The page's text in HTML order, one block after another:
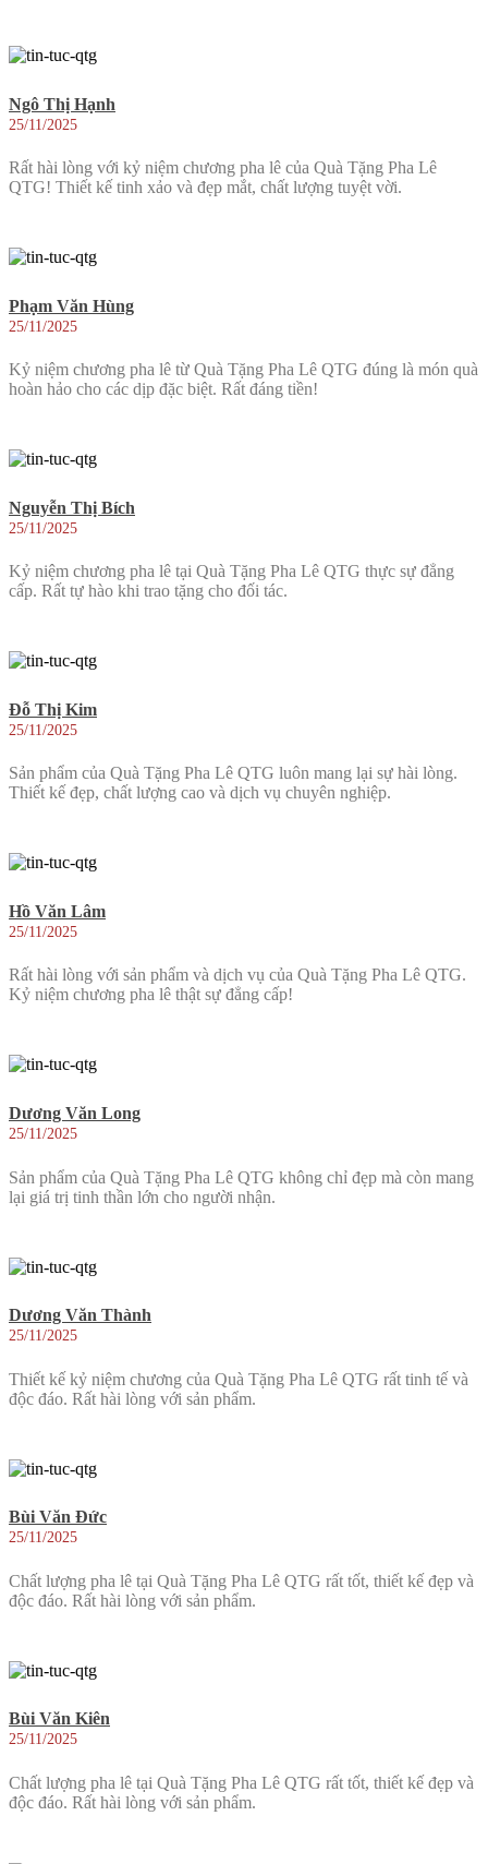
Ngô Thị Hạnh
25/11/2025
Rất hài lòng với kỷ niệm chương pha lê của Quà Tặng Pha Lê
QTG! Thiết kế tinh xảo và đẹp mắt, chất lượng tuyệt vời.
Phạm Văn Hùng
25/11/2025
Kỷ niệm chương pha lê từ Quà Tặng Pha Lê QTG đúng là món quà
hoàn hảo cho các dịp đặc biệt. Rất đáng tiền!
Nguyễn Thị Bích
25/11/2025
Kỷ niệm chương pha lê tại Quà Tặng Pha Lê QTG thực sự đẳng
cấp. Rất tự hào khi trao tặng cho đối tác.
Đỗ Thị Kim
25/11/2025
Sản phẩm của Quà Tặng Pha Lê QTG luôn mang lại sự hài lòng.
Thiết kế đẹp, chất lượng cao và dịch vụ chuyên nghiệp.
Hồ Văn Lâm
25/11/2025
Rất hài lòng với sản phẩm và dịch vụ của Quà Tặng Pha Lê QTG.
Kỷ niệm chương pha lê thật sự đẳng cấp!
Dương Văn Long
25/11/2025
Sản phẩm của Quà Tặng Pha Lê QTG không chỉ đẹp mà còn mang
lại giá trị tinh thần lớn cho người nhận.
Dương Văn Thành
25/11/2025
Thiết kế kỷ niệm chương của Quà Tặng Pha Lê QTG rất tinh tế và
độc đáo. Rất hài lòng với sản phẩm.
Bùi Văn Đức
25/11/2025
Chất lượng pha lê tại Quà Tặng Pha Lê QTG rất tốt, thiết kế đẹp và
độc đáo. Rất hài lòng với sản phẩm.
Bùi Văn Kiên
25/11/2025
Chất lượng pha lê tại Quà Tặng Pha Lê QTG rất tốt, thiết kế đẹp và
độc đáo. Rất hài lòng với sản phẩm.